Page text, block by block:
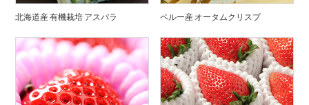
北海道産 有機栽培 アスパラ ペルー産 オータムクリスプ